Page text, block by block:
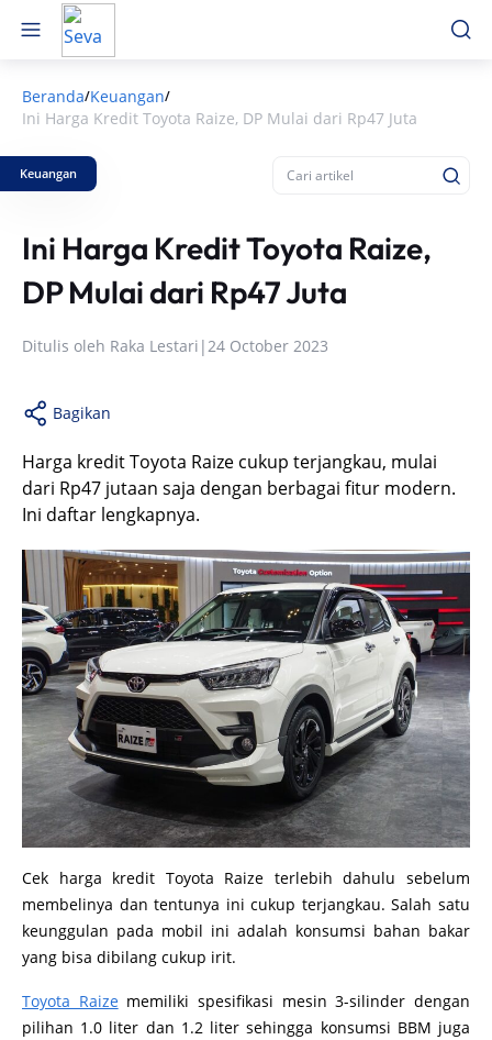
Beranda/Keuangan/
Ini Harga Kredit Toyota Raize, DP Mulai dari Rp47 Juta
Keuangan
Ini Harga Kredit Toyota Raize,
DP Mulai dari Rp47 Juta
Ditulis oleh Raka Lestari |24 October 2023
Bagikan
Harga kredit Toyota Raize cukup terjangkau, mulai
dari Rp47 jutaan saja dengan berbagai fitur modern.
Ini daftar lengkapnya.
Cek harga kredit Toyota Raize terlebih dahulu sebelum
membelinya dan tentunya ini cukup terjangkau. Salah satu
keunggulan pada mobil ini adalah konsumsi bahan bakar
yang bisa dibilang cukup irit.
Toyota Raizememiliki spesifikasi mesin 3-silinder dengan
pilihan 1.0 liter dan 1.2 liter sehingga konsumsi BBM juga